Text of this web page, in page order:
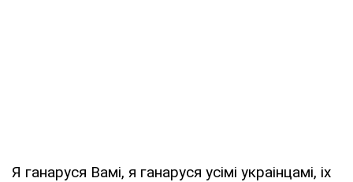
Я ганаруся Вамі, я ганаруся усімі украінцамі, іх